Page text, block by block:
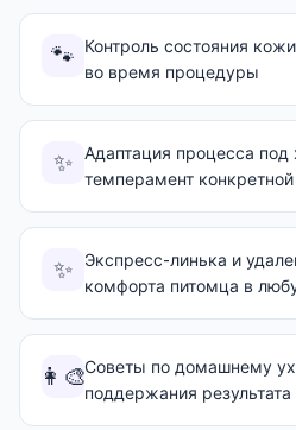
🐾 Контроль состояния
во время процедуры
✨ Адаптация процесса под
темперамент
✨
Экспресс-линька и
комфорта питомца в
👩‍🎨Советы по домашнему
поддержания результата